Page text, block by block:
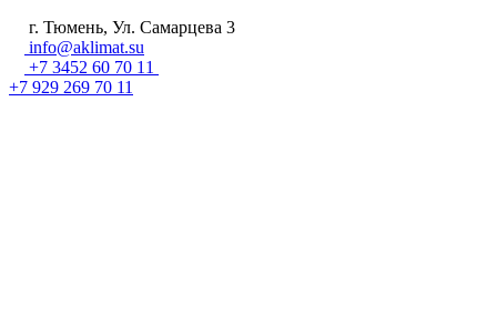
г. Тюмень, Ул. Самарцева 3
info@aklimat.su
+7 3452 60 70 11
+7 929 269 70 11